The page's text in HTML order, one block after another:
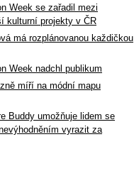
Week se zařadil mezi
kulturní projekty v ČR
má rozplánovanou každičkou
Week nadchl publikum
míří na módní mapu
Buddy umožňuje lidem se
vyrazit za